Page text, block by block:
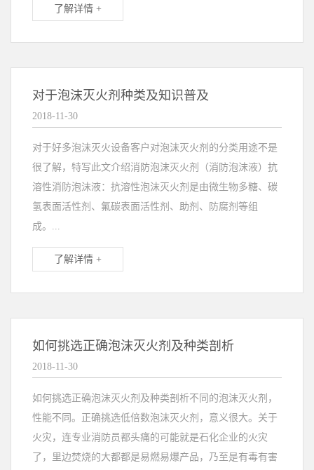
了解详情 +
对于泡沫灭火剂种类及知识普及
2018-11-30
对于好多泡沫灭火设备客户对泡沫灭火剂的分类用途不是
很了解，特写此文介绍消防泡沫灭火剂（消防泡沫液）抗
溶性消防泡沫液：抗溶性泡沫灭火剂是由微生物多糖、碳
氢表面活性剂、氟碳表面活性剂、助剂、防腐剂等组
成。...
了解详情 +
如何挑选正确泡沫灭火剂及种类剖析
2018-11-30
如何挑选正确泡沫灭火剂及种类剖析不同的泡沫灭火剂，
性能不同。正确挑选低倍数泡沫灭火剂，意义很大。关于
火灾，连专业消防员都头痛的可能就是石化企业的火灾
了，里边焚烧的大都都是易燃易爆产品，乃至是有毒有害